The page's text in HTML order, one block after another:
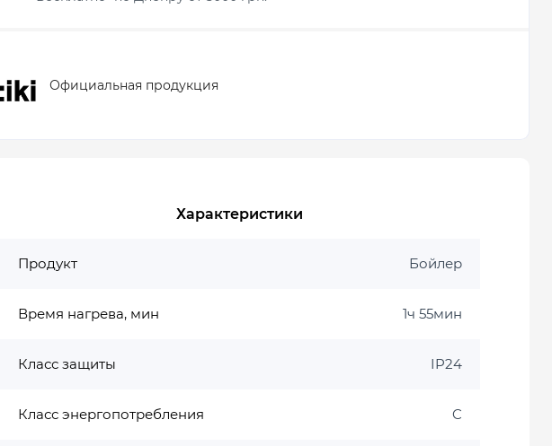
Официальная продукция
Характеристики
Продукт Бойлер
Время нагрева, мин 1ч 55мин
Класс защиты IP24
Класс энергопотребления C